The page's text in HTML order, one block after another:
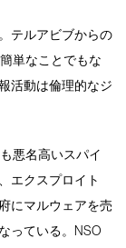
テルアビブからの
単なことでもな
活動は倫理的なジ
悪名高いスパイ
エクスプロイト
にマルウェアを売
っている。NSO